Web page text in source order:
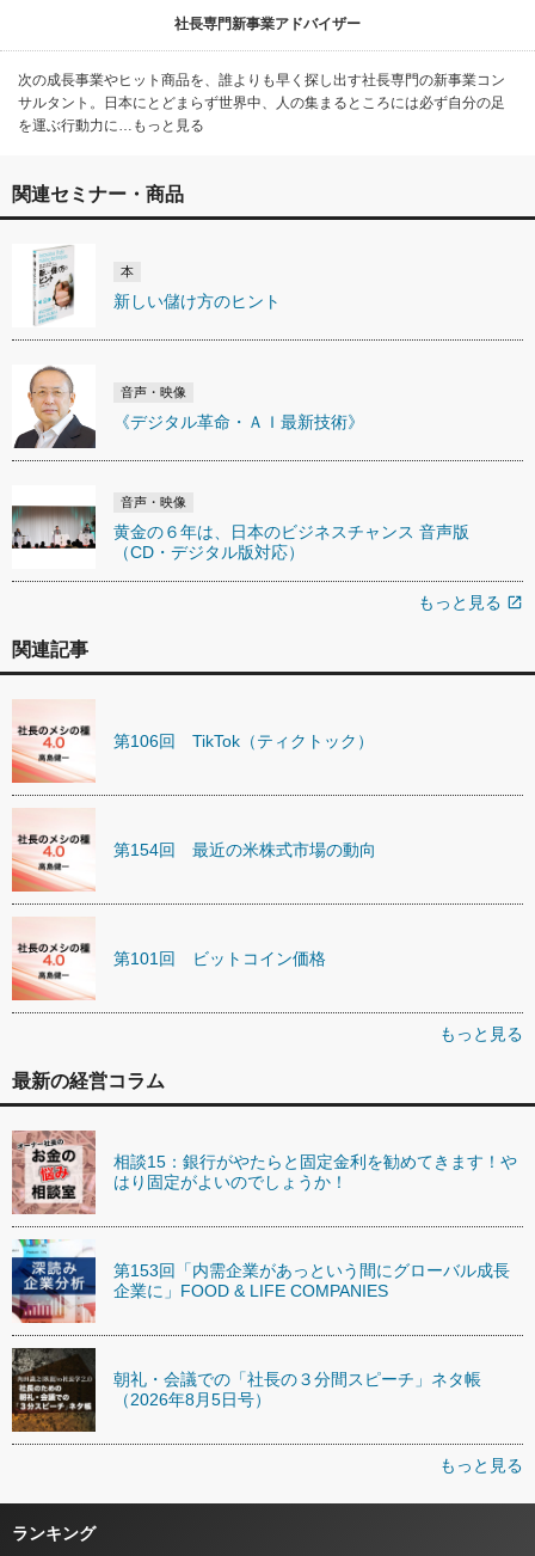
社長専門新事業アドバイザー
次の成長事業やヒット商品を、誰よりも早く探し出す社長専門の新事業コン
サルタント。日本にとどまらず世界中、人の集まるところには必ず自分の足
を運ぶ行動力に…もっと見る
関連セミナー・商品
本
新しい儲け方のヒント
音声・映像
《デジタル革命・ＡＩ最新技術》
音声・映像
黄金の６年は、日本のビジネスチャンス 音声版
（CD・デジタル版対応）
もっと見る open_in_new
関連記事
第106回 TikTok（ティクトック）
第154回 最近の米株式市場の動向
第101回 ビットコイン価格
もっと見る
最新の経営コラム
相談15：銀行がやたらと固定金利を勧めてきます！や
はり固定がよいのでしょうか！
第153回「内需企業があっという間にグローバル成長
企業に」FOOD & LIFE COMPANIES
朝礼・会議での「社長の３分間スピーチ」ネタ帳
（2026年8月5日号）
もっと見る
ランキング